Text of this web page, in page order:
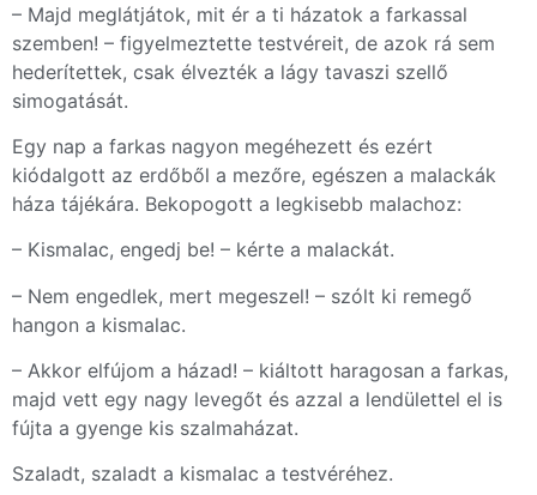
– Majd meglátjátok, mit ér a ti házatok a farkassal
szemben! – figyelmeztette testvéreit, de azok rá sem
hederítettek, csak élvezték a lágy tavaszi szellő
simogatását.
Egy nap a farkas nagyon megéhezett és ezért
kiódalgott az erdőből a mezőre, egészen a malackák
háza tájékára. Bekopogott a legkisebb malachoz:
– Kismalac, engedj be! – kérte a malackát.
– Nem engedlek, mert megeszel! – szólt ki remegő
hangon a kismalac.
– Akkor elfújom a házad! – kiáltott haragosan a farkas,
majd vett egy nagy levegőt és azzal a lendülettel el is
fújta a gyenge kis szalmaházat.
Szaladt, szaladt a kismalac a testvéréhez.